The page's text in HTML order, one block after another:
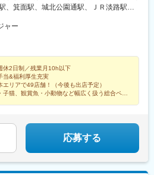
極採用中です！＜勤務地＞■大阪府／大阪
槻市■京都府／京都市・八幡市・木津川市
・加古川市・明石市・神戸市■奈良県／
進市・知多市・江南市■徳島県／板野郡
愛媛県／今治市・伊予郡松前町■高知県
・福山市・廿日市市 ■鳥取県／鳥取市■
■福岡県／筑紫野市・北九州市◎受動喫煙
、箕面駅、城北公園通駅、ＪＲ淡路駅、
公園駅、西二見駅、伊丹駅(阪急線)、加古
)、西ノ京駅、大和高田駅、笠縫駅、浮孔
(和歌山県)、江南駅(愛知県)、古見駅(愛知
(愛知県)、勝瑞駅、高知駅、伏石駅、古
廿日市市役所前・平良駅、商工センター
、出雲市駅、朝倉街道駅、西小倉駅、野
駅、下新庄駅、大小路駅、岩屋駅(兵庫
駅、淡路駅、花田口駅、灘駅、草津南
ャー
2日制／残業月10h以下
&福利厚生充実
リアで49店舗！（今後も出店予定）
猫、観賞魚・小動物など幅広く扱う総合ペッ
応募する